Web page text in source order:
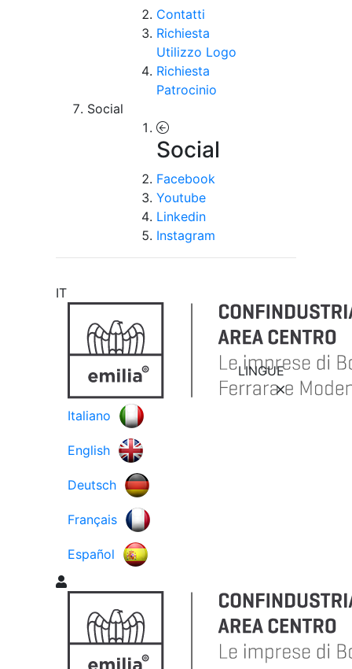
Contatti
Richiesta
Utilizzo Logo
Richiesta
Patrocinio
Social
Social
Facebook
Youtube
Linkedin
Instagram
IT
LINGUE
Italiano
English
Deutsch
Français
Español